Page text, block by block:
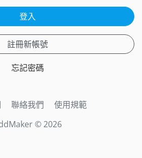
登入
註冊新帳號
忘記密碼
聯絡我們
使用規範
© 2026